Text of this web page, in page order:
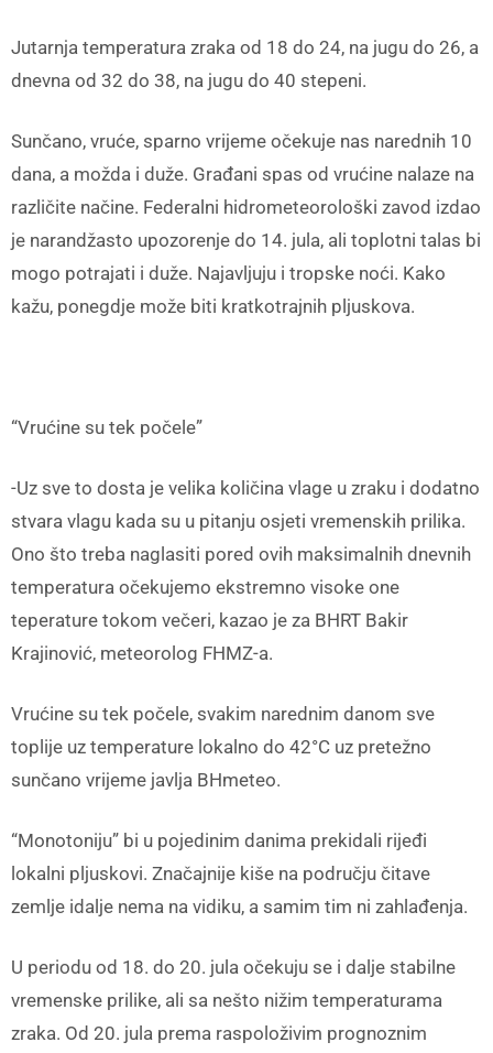
Jutarnja temperatura zraka od 18 do 24, na jugu do 26, a
dnevna od 32 do 38, na jugu do 40 stepeni.
Sunčano, vruće, sparno vrijeme očekuje nas narednih 10
dana, a možda i duže. Građani spas od vrućine nalaze na
različite načine. Federalni hidrometeorološki zavod izdao
je narandžasto upozorenje do 14. jula, ali toplotni talas bi
mogo potrajati i duže. Najavljuju i tropske noći. Kako
kažu, ponegdje može biti kratkotrajnih pljuskova.
“Vrućine su tek počele”
-Uz sve to dosta je velika količina vlage u zraku i dodatno
stvara vlagu kada su u pitanju osjeti vremenskih prilika.
Ono što treba naglasiti pored ovih maksimalnih dnevnih
temperatura očekujemo ekstremno visoke one
teperature tokom večeri, kazao je za BHRT Bakir
Krajinović, meteorolog FHMZ-a.
Vrućine su tek počele, svakim narednim danom sve
toplije uz temperature lokalno do 42°C uz pretežno
sunčano vrijeme javlja BHmeteo.
“Monotoniju” bi u pojedinim danima prekidali rijeđi
lokalni pljuskovi. Značajnije kiše na području čitave
zemlje idalje nema na vidiku, a samim tim ni zahlađenja.
U periodu od 18. do 20. jula očekuju se i dalje stabilne
vremenske prilike, ali sa nešto nižim temperaturama
zraka. Od 20. jula prema raspoloživim prognoznim